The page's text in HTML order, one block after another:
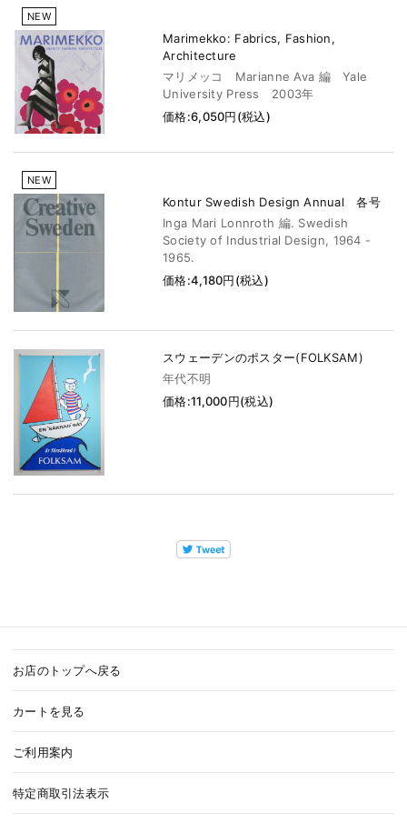
NEW
Marimekko: Fabrics, Fashion,
Architecture
マリメッコ Marianne Ava 編 Yale
University Press 2003年
価格:6,050円(税込)
NEW
Kontur Swedish Design Annual 各号
Inga Mari Lonnroth 編. Swedish
Society of Industrial Design, 1964 -
1965.
価格:4,180円(税込)
スウェーデンのポスター(FOLKSAM)
年代不明
価格:11,000円(税込)
お店のトップへ戻る
カートを見る
ご利用案内
特定商取引法表示